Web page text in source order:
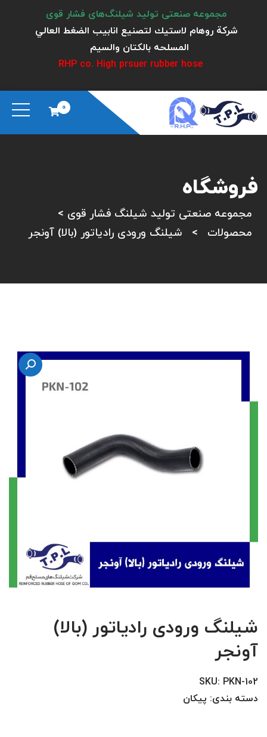
مجموعه صنعتی تولید شیلنگ‌های فشار قوی
شركة روهام لاستيك لتصنيع انابيب الضغط العالي
المسلحه بالكتان والسيم
RHP co. High prsuer rubber hose
0
فروشگاه
مجموعه صنعتی تولید شیلنگ فشار قوی >
محصولات
> شیلنگ ورودی رادیاتور (بالا) آونجر
شیلنگ ورودی رادیاتور (بالا)
آونجر
SKU: PKN-102
دسته بندی: پیکان